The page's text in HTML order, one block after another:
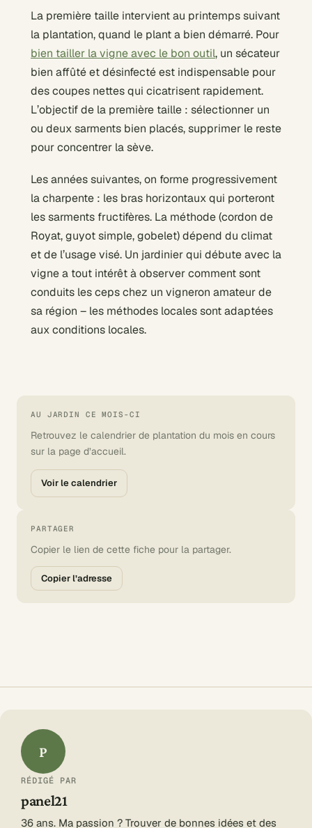
La première taille intervient au printemps suivant
la plantation, quand le plant a bien démarré. Pour
bien tailler la vigne avec le bon outil, un sécateur
bien affûté et désinfecté est indispensable pour
des coupes nettes qui cicatrisent rapidement.
L’objectif de la première taille : sélectionner un
ou deux sarments bien placés, supprimer le reste
pour concentrer la sève.
Les années suivantes, on forme progressivement
la charpente : les bras horizontaux qui porteront
les sarments fructifères. La méthode (cordon de
Royat, guyot simple, gobelet) dépend du climat
et de l’usage visé. Un jardinier qui débute avec la
vigne a tout intérêt à observer comment sont
conduits les ceps chez un vigneron amateur de
sa région – les méthodes locales sont adaptées
aux conditions locales.
AU JARDIN CE MOIS-CI
Retrouvez le calendrier de plantation du mois en cours
sur la page d’accueil.
Voir le calendrier
PARTAGER
Copier le lien de cette fiche pour la partager.
Copier l’adresse
P
RÉDIGÉ PAR
panel21
36 ans. Ma passion ? Trouver de bonnes idées et des